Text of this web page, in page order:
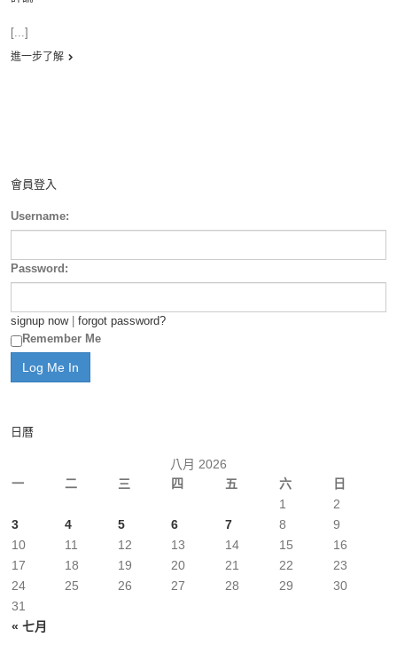
[...]
進一步了解
會員登入
Username:
Password:
signup now| forgot password?
Remember Me
日曆
八月 2026
一
二 三 四 五 六 日
« 七月
1
2
3
4 5 6 7 8
9
10
11 12 13 14 15
16
17
18 19 20 21 22
23
24
25 26 27 28 29
30
31